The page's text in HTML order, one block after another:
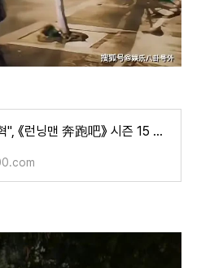
배우"장릉혁", 《런닝맨 奔跑吧》 시즌 15 합류설?"한 글자로 정리된 가짜 뉴스"